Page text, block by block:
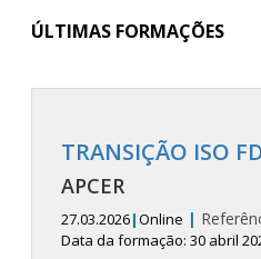
ÚLTIMAS FORMAÇÕES
TRANSIÇÃO ISO
APCER
27.03.2026|Online |
Data da formação: 30 abril